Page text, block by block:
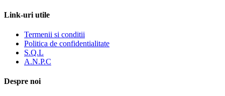
Link-uri utile
Termenii si conditii
Politica de confidentialitate
S.Q.L
A.N.P.C
Despre noi